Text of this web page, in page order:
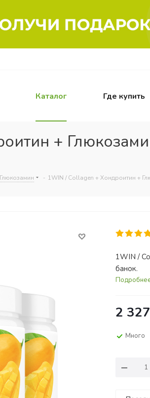
Каталог Где купить
+
- 1WIN / Collagen + Хондроитин +
1WIN /
банок.
2 327
Много